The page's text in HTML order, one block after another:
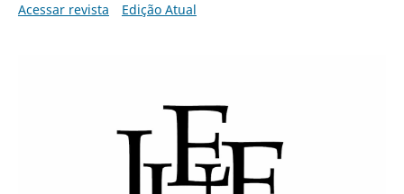
Acessar revista
Edição Atual